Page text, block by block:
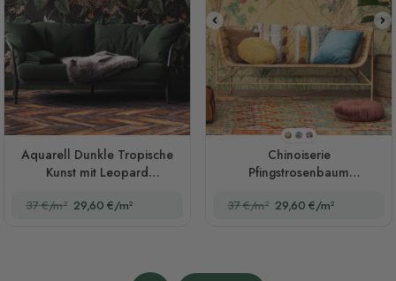
Aquarell Dunkle Tropische
Kunst mit Leopard
37 €/m² 29,60 €/m²
Stil 1
Stil 2
Stil 3
Chinoiserie
Pfingstrosenbaum
37 €/m² 29,60 €/m²